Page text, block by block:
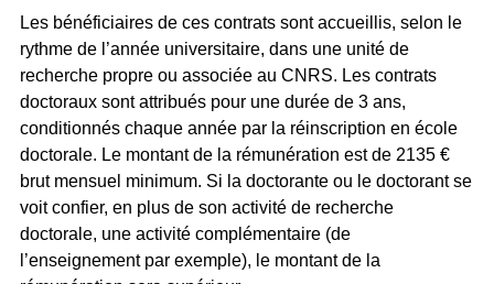
Les bénéficiaires de ces contrats sont accueillis, selon le
rythme de l’année universitaire, dans une unité de
recherche propre ou associée au CNRS. Les contrats
doctoraux sont attribués pour une durée de 3 ans,
conditionnés chaque année par la réinscription en école
doctorale. Le montant de la rémunération est de 2135 €
brut mensuel minimum. Si la doctorante ou le doctorant se
voit confier, en plus de son activité de recherche
doctorale, une activité complémentaire (de
l’enseignement par exemple), le montant de la